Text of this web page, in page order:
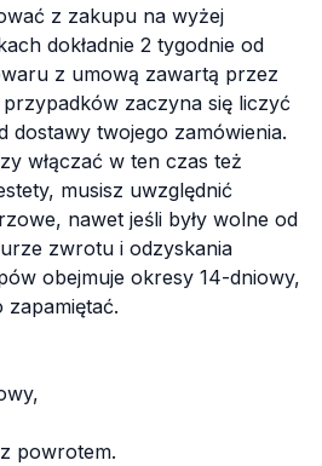
z zakupu na wyżej
dokładnie 2 tygodnie od
z umową zawartą przez
zaczyna się liczyć
dostawy twojego zamówienia.
włączać w ten czas też
musisz uwzględnić
nawet jeśli były wolne od
zwrotu i odzyskania
obejmuje okresy 14-dniowy,
zapamiętać.
powrotem.